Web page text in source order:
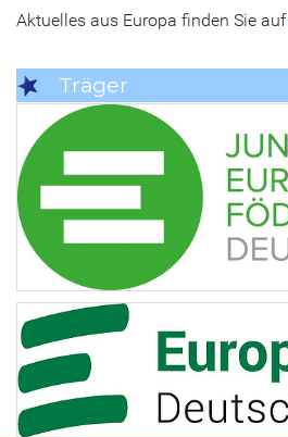
Aktuelles aus Europa finden Sie auf
Träger